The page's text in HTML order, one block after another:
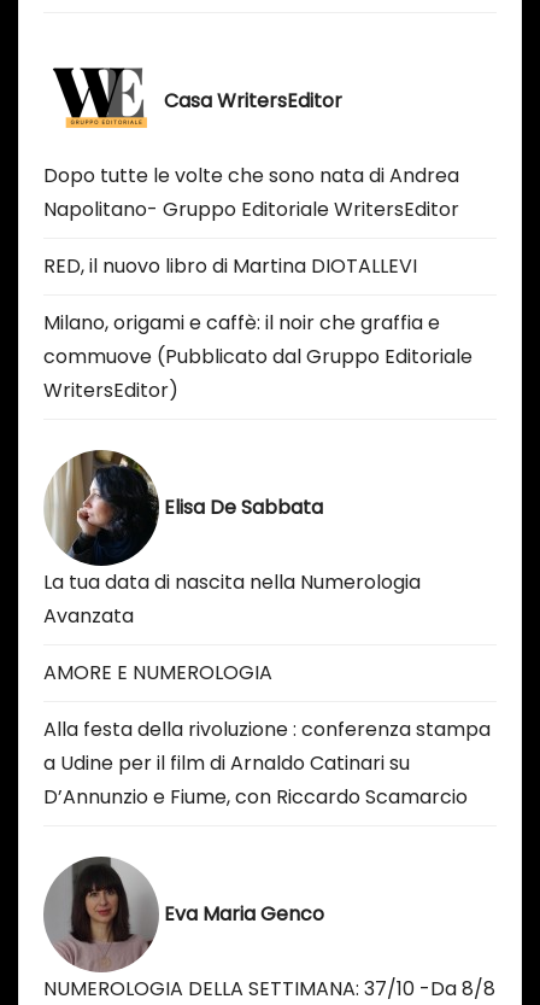
Casa WritersEditor
Dopo tutte le volte che sono nata di Andrea
Napolitano- Gruppo Editoriale WritersEditor
RED, il nuovo libro di Martina DIOTALLEVI
Milano, origami e caffè: il noir che graffia e
commuove (Pubblicato dal Gruppo Editoriale
WritersEditor)
Elisa De Sabbata
La tua data di nascita nella Numerologia
Avanzata
AMORE E NUMEROLOGIA
Alla festa della rivoluzione : conferenza stampa
a Udine per il film di Arnaldo Catinari su
D’Annunzio e Fiume, con Riccardo Scamarcio
Eva Maria Genco
NUMEROLOGIA DELLA SETTIMANA: 37/10 -Da 8/8